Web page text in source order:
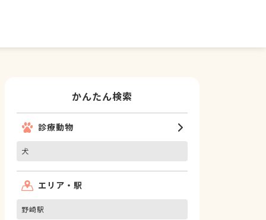
かんたん検索
診療動物
犬
エリア・駅
野崎駅